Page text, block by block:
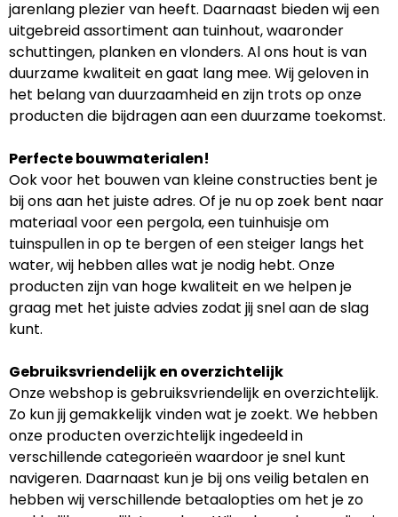
jarenlang plezier van heeft. Daarnaast bieden wij een
uitgebreid assortiment aan tuinhout, waaronder
schuttingen, planken en vlonders. Al ons hout is van
duurzame kwaliteit en gaat lang mee. Wij geloven in
het belang van duurzaamheid en zijn trots op onze
producten die bijdragen aan een duurzame toekomst.
Perfecte bouwmaterialen!
Ook voor het bouwen van kleine constructies bent je
bij ons aan het juiste adres. Of je nu op zoek bent naar
materiaal voor een pergola, een tuinhuisje om
tuinspullen in op te bergen of een steiger langs het
water, wij hebben alles wat je nodig hebt. Onze
producten zijn van hoge kwaliteit en we helpen je
graag met het juiste advies zodat jij snel aan de slag
kunt.
Gebruiksvriendelijk en overzichtelijk
Onze webshop is gebruiksvriendelijk en overzichtelijk.
Zo kun jij gemakkelijk vinden wat je zoekt. We hebben
onze producten overzichtelijk ingedeeld in
verschillende categorieën waardoor je snel kunt
navigeren. Daarnaast kun je bij ons veilig betalen en
hebben wij verschillende betaalopties om het je zo